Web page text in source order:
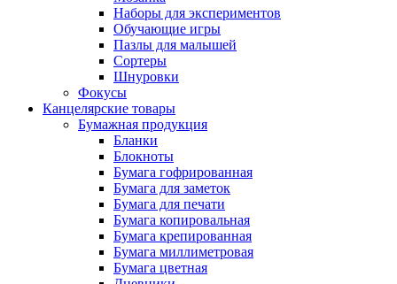
Наборы для экспериментов
Обучающие игры
Пазлы для малышей
Сортеры
Шнуровки
Фокусы
Канцелярские товары
Бумажная продукция
Бланки
Блокноты
Бумага гофрированная
Бумага для заметок
Бумага для печати
Бумага копировальная
Бумага крепированная
Бумага миллиметровая
Бумага цветная